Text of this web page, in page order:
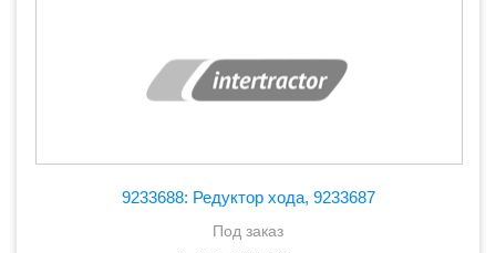
9233688: Редуктор хода, 9233687
Под заказ